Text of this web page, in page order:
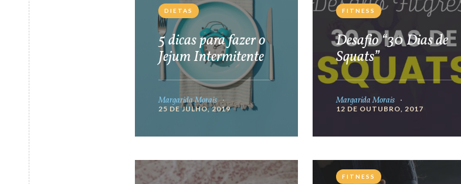
DIETAS
5 dicas para fazer o
Jejum Intermitente
Margarida Morais
25 DE JULHO, 2019
FITNESS
Desafio “30 Dias de
Squats”
Margarida Morais
12 DE OUTUBRO, 2017
FITNESS